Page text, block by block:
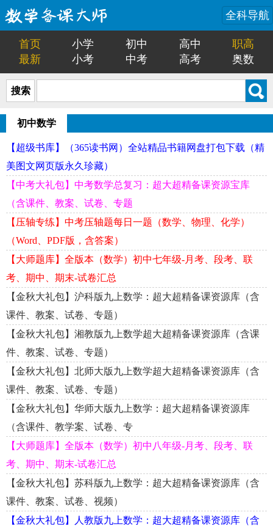
全科导航
首页 小学 初中 高中
职高
最新
小考 中考 高考 奥数
搜索
初中数学
【超级书库】（365读书网）全站精品书籍网盘打包下载（精
美图文网页版永久珍藏）
【中考大礼包】中考数学总复习：超大超精备课资源宝库
（含课件、教案、试卷、专题
【压轴专练】中考压轴题每日一题（数学、物理、化学）
（Word、PDF版，含答案）
【大师题库】全版本（数学）初中七年级-月考、段考、联
考、期中、期末-试卷汇总
【金秋大礼包】沪科版九上数学：超大超精备课资源库（含
课件、教案、试卷、专题）
【金秋大礼包】湘教版九上数学超大超精备课资源库（含课
件、教案、试卷、专题）
【金秋大礼包】北师大版九上数学超大超精备课资源库（含
课件、教案、试卷、专题）
【金秋大礼包】华师大版九上数学：超大超精备课资源库
（含课件、教学案、试卷、专
【大师题库】全版本（数学）初中八年级-月考、段考、联
考、期中、期末-试卷汇总
【金秋大礼包】苏科版九上数学：超大超精备课资源库（含
课件、教案、试卷、视频）
【金秋大礼包】人教版九上数学：超大超精备课资源库（含